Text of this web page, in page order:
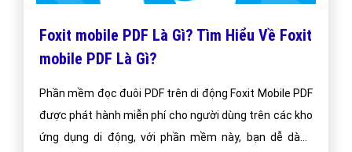
Foxit mobile PDF Là Gì? Tìm Hiểu Về Foxit
mobile PDF Là Gì?
Phần mềm đọc đuôi PDF trên di động Foxit Mobile PDF
được phát hành miễn phí cho người dùng trên các kho
ứng dụng di động, với phần mềm này, bạn dễ dàng